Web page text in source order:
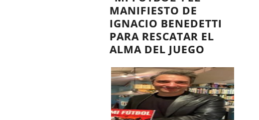
MANIFIESTO DE
IGNACIO BENEDETTI
PARA RESCATAR EL
ALMA DEL JUEGO